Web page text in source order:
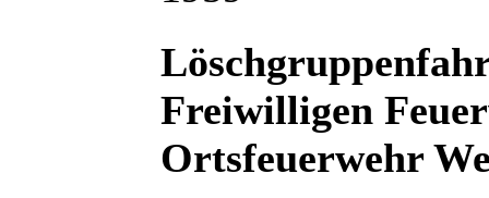
Freiwilligen
Ortsfeuerwehr